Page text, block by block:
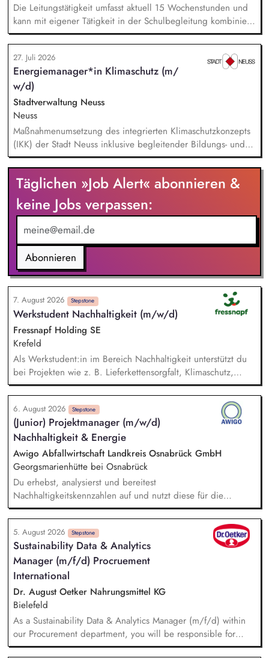
Die Leitungstätigkeit umfasst aktuell 15 Wochenstunden und
kann mit eigener Tätigkeit in der Schulbegleitung kombiniert
werden. Aufgaben: Kapazitätsplanung und Stellenvertretung,
Einarbeitung neuer Mitarbeitenden, Zielvereinbarung und
Entwicklungsgespräche mit Mitarbeitenden, Förderung
Teambuilding und Teamarbeit, Qualitätssicherung der
pädagogischen Arbeit im Hilfeplanverfahren, Kommunikation
im Hinblick auf die Schnittstelle zwischen RheinFlanke und
Schule.
27. Juli 2026
Energiemanager*in Klimaschutz (m/
w/d)
Stadtverwaltung Neuss
Neuss
Maßnahmenumsetzung des integrierten Klimaschutzkonzepts
(IKK) der Stadt Neuss inklusive begleitender Bildungs- und
Öffentlichkeitsarbeit sowie Fortschreibung des IKK.
Monitoring und Berichterstattung zu den ca. 60 städtischen
PV-Anlagen sowie Planung weiterer Anlageninstallationen.
Prüfung, Planung und Umsetzung von Modellen zu Energy-
Sharing und/oder Strombilanzkreismodellen. Eigenständige
Fördermittelakquise und Durchführung von Förderprojekten
in den Bereichen regenerative Energien sowie
energiesparendes Bauen und Sanieren.
Täglichen »Job Alert« abonnieren &
keine Jobs verpassen:
Abonnieren
7. August 2026 Stepstone
Werkstudent Nachhaltigkeit (m/w/d)
Fressnapf Holding SE
Krefeld
Als Werkstudent:in im Bereich Nachhaltigkeit unterstützt du
bei Projekten wie z. B. Lieferkettensorgfalt, Klimaschutz,
Entwaldung und nachhaltigen Verpackungen. Du hilfst bei
der Erstellung unseres Nachhaltigkeitsberichts – von der
Datensammlung bis zur Auswertung. Du bist
Ansprechpartner:in für unsere internationalen
Ländergesellschaften und Lieferanten. Bei
Nachhaltigkeitsthemen führst du eigenständig Analysen zu
den Erwartungen von Kund:innen und NGOs durch und
beobachtest politische Entwicklungen sowie Wettbewerber.
6. August 2026 Stepstone
(Junior) Projektmanager (m/w/d)
Nachhaltigkeit & Energie
Awigo Abfallwirtschaft Landkreis Osnabrück GmbH
Georgsmarienhütte bei Osnabrück
Du erhebst, analysierst und bereitest
Nachhaltigkeitskennzahlen auf und nutzt diese für die
Erstellung sowie kontinuierliche Weiterentwicklung unseres
Nachhaltigkeitsberichts nach anerkannten Berichtsstandards
(z. B. VSME). Bei der Berechnung und Weiterentwicklung
unseres Corporate Carbon Footprints (CCF) unterstützt du
und leitest gemeinsam mit dem Team Maßnahmen zur
Emissionsreduzierung ab. Du entwickelst ökologische
Nachhaltigkeitskennzahlen, Klimaziele und Maßnahmen mit
und unterstützt deren Umsetzung sowie Erfolgskontrolle.
Darüber hinaus unterstützt du das Projektmanagement bei
unseren Projekten im Bereich Windenergie, Photovoltaik,
Batteriespeicher und weiteren Zukunftsthemen der
Energiewirtschaft.
5. August 2026 Stepstone
Sustainability Data & Analytics
Manager (m/f/d) Procruement
International
Dr. August Oetker Nahrungsmittel KG
Bielefeld
As a Sustainability Data & Analytics Manager (m/f/d) within
our Procurement department, you will be responsible for
managing sustainability-related data and translating